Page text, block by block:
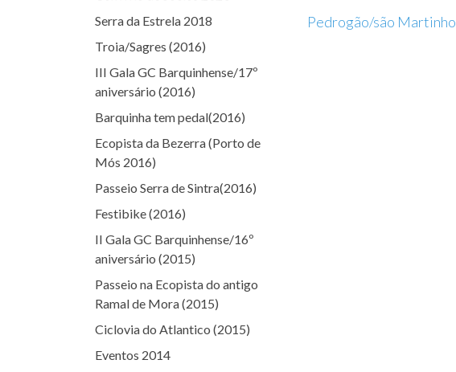
Pedrogão/são Martinho
Serra da Estrela 2018
Troia/Sagres (2016)
III Gala GC Barquinhense/17º
aniversário (2016)
Barquinha tem pedal(2016)
Ecopista da Bezerra (Porto de
Mós 2016)
Passeio Serra de Sintra(2016)
Festibike (2016)
II Gala GC Barquinhense/16º
aniversário (2015)
Passeio na Ecopista do antigo
Ramal de Mora (2015)
Ciclovia do Atlantico (2015)
Eventos 2014